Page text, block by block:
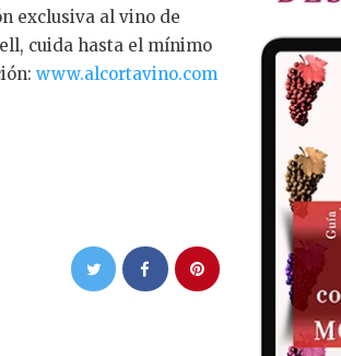
exclusiva al vino de
cuida hasta el mínimo
www.alcortavino.com